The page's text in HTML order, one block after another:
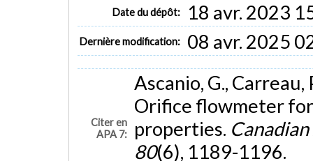
Date du dépôt: 18 avr. 2023
Dernière modification: 08 avr. 2025
Citer en
APA 7:
Ascanio, G., Carreau,
Orifice flowmeter
properties.
80(6), 1189-1196.